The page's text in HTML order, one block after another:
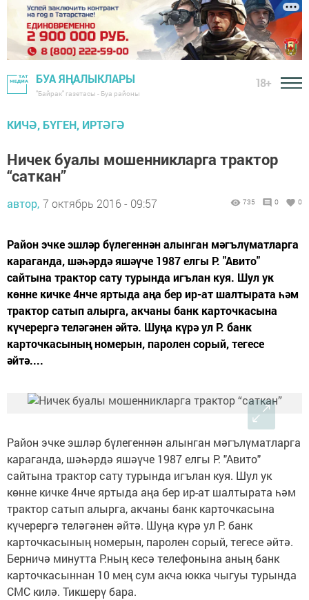
БУА ЯҢАЛЫКЛАРЫ
"Байрак" газетасы - Буа районы
18+
КИЧӘ, БҮГЕН, ИРТӘГӘ
Ничек буалы мошенникларга трактор
“саткан”
автор, 7 октябрь 2016 - 09:57 735 0 0
Район эчке эшләр бүлегеннән алынган мәгълүматларга
караганда, шәһәрдә яшәүче 1987 елгы Р. "Авито"
сайтына трактор сату турында игълан куя. Шул ук
көнне кичке 4нче яртыда аңа бер ир-ат шалтырата һәм
трактор сатып алырга, акчаны банк карточкасына
күчерергә теләгәнен әйтә. Шуңа күрә ул Р. банк
карточкасының номерын, паролен сорый, тегесе
әйтә....
Район эчке эшләр бүлегеннән алынган мәгълүматларга
караганда, шәһәрдә яшәүче 1987 елгы Р. "Авито"
сайтына трактор сату турында игълан куя. Шул ук
көнне кичке 4нче яртыда аңа бер ир-ат шалтырата һәм
трактор сатып алырга, акчаны банк карточкасына
күчерергә теләгәнен әйтә. Шуңа күрә ул Р. банк
карточкасының номерын, паролен сорый, тегесе әйтә.
Берничә минутта Р.ның кесә телефонына аның банк
карточкасыннан 10 мең сум акча юкка чыгуы турында
СМС килә. Тикшерү бара.